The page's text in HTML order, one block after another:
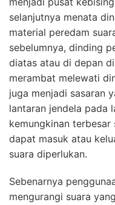
selanjutnya menata
material peredam
sebelumnya, dinding
diatas atau di depan
merambat melewati
juga menjadi sasaran
lantaran jendela pada
kemungkinan terbesar
dapat masuk atau
suara diperlukan.
Sebenarnya
mengurangi suara